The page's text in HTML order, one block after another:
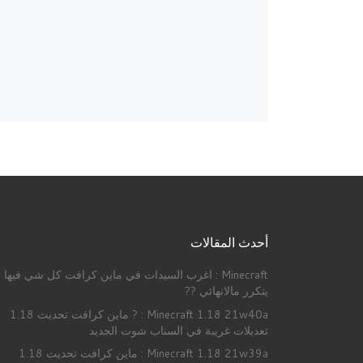
أحدث المقالات
Minecraft : اغرب السيدات في ماين كرافت كل شي فيها
يتكرر مالانهائي ??
Minecraft 1.18 21w40a : ? ماين كرافت تحديث 1.18
تعديلات غريبة في السناب شوت الجديد
Minecraft 1.18 21w39a : ماين كرافت تحديث 1.18